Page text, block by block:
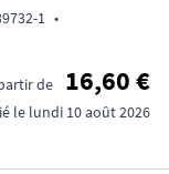
1 •
de
16,60 €
le lundi 10 août 2026